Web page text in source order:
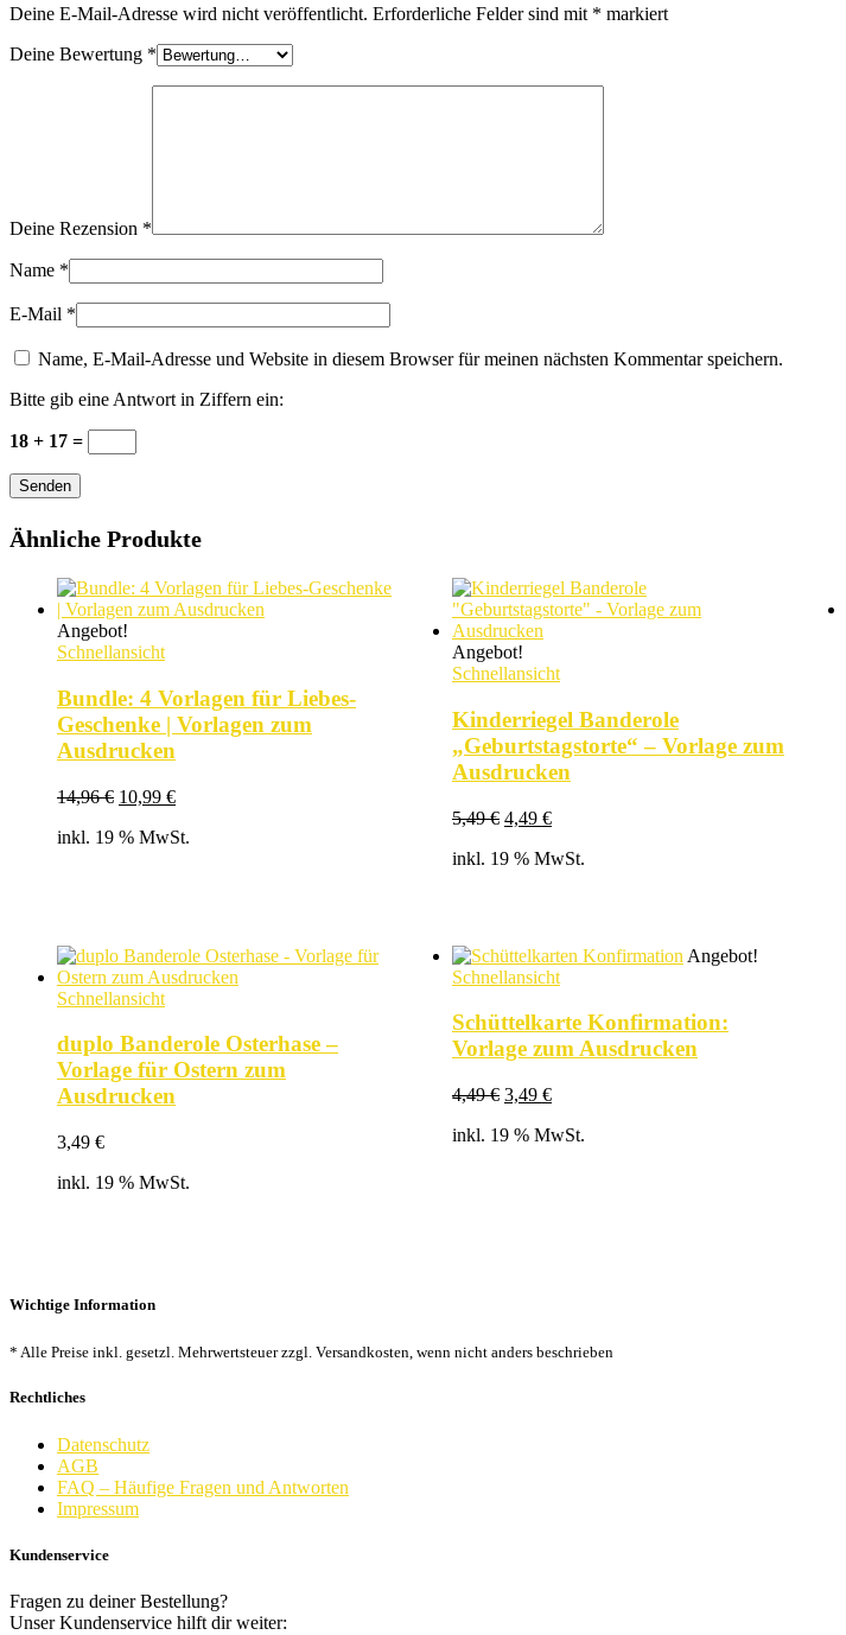
Deine E-Mail-Adresse wird nicht veröffentlicht. Erforderliche Felder sind mit * markiert
Deine Bewertung *
Deine Rezension *
Name *
E-Mail *
Name, E-Mail-Adresse und Website in diesem Browser für meinen nächsten Kommentar speichern.
Bitte gib eine Antwort in Ziffern ein:
18 + 17 =
Senden
Ähnliche Produkte
Angebot!
Schnellansicht
Bundle: 4 Vorlagen für Liebes-
Geschenke | Vorlagen zum
Ausdrucken
14,96€ Ursprünglicher
war:
10,99 €Aktueller
ist:
inkl. 19 % MwSt.
Angebot!
Schnellansicht
Kinderriegel Banderole
„Geburtstagstorte“ – Vorlage zum
Ausdrucken
5,49€ Ursprünglicher
war:
4,49 €Aktueller
ist:
inkl. 19 % MwSt.
Schnellansicht
duplo Banderole Osterhase –
Vorlage für Ostern zum
Ausdrucken
3,49 €
inkl. 19 % MwSt.
Angebot!
Schnellansicht
Schüttelkarte Konfirmation:
Vorlage zum Ausdrucken
4,49€ Ursprünglicher
war:
3,49 €Aktueller
ist:
inkl. 19 % MwSt.
Wichtige Information
* Alle Preise inkl. gesetzl. Mehrwertsteuer zzgl. Versandkosten, wenn nicht anders beschrieben
Rechtliches
Datenschutz
AGB
FAQ – Häufige Fragen und Antworten
Impressum
Kundenservice
Fragen zu deiner Bestellung?
Unser Kundenservice hilft dir weiter: